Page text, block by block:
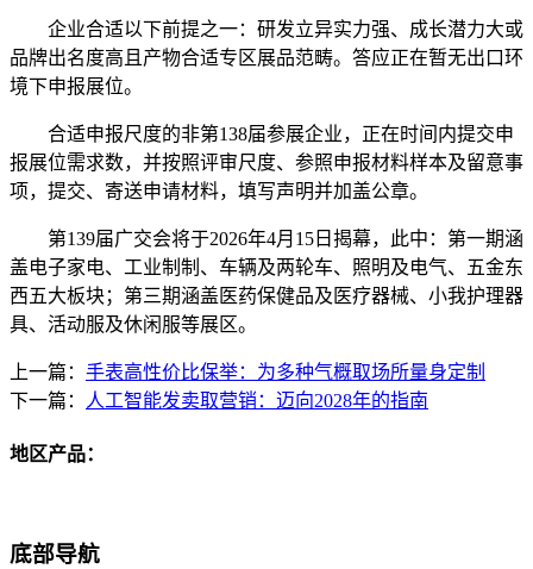
企业合适以下前提之一：研发立异实力强、成长潜力大或
品牌出名度高且产物合适专区展品范畴。答应正在暂无出口环
境下申报展位。
合适申报尺度的非第138届参展企业，正在时间内提交申
报展位需求数，并按照评审尺度、参照申报材料样本及留意事
项，提交、寄送申请材料，填写声明并加盖公章。
第139届广交会将于2026年4月15日揭幕，此中：第一期涵
盖电子家电、工业制制、车辆及两轮车、照明及电气、五金东
西五大板块；第三期涵盖医药保健品及医疗器械、小我护理器
具、活动服及休闲服等展区。
上一篇： 手表高性价比保举：为多种气概取场所量身定制
下一篇：
人工智能发卖取营销：迈向2028年的指南
地区产品：
底部导航